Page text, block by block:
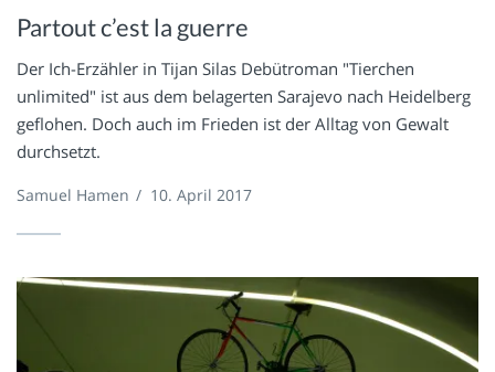
Partout c’est la guerre
Der Ich-Erzähler in Tijan Silas Debütroman "Tierchen
unlimited" ist aus dem belagerten Sarajevo nach Heidelberg
geflohen. Doch auch im Frieden ist der Alltag von Gewalt
durchsetzt.
Samuel Hamen / 10. April 2017